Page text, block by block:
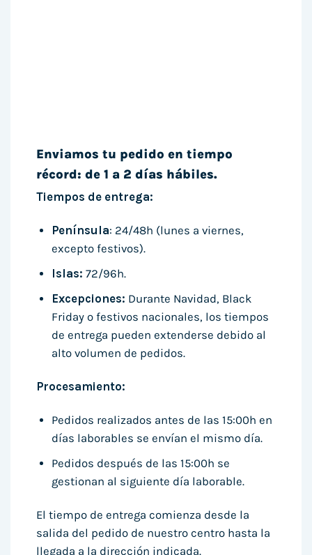
Enviamos tu pedido en tiempo
récord: de 1 a 2 días hábiles.
Tiempos de entrega:
Península: 24/48h (lunes a viernes,
excepto festivos).
Islas: 72/96h.
Excepciones: Durante Navidad, Black
Friday o festivos nacionales, los tiempos
de entrega pueden extenderse debido al
alto volumen de pedidos.
Procesamiento:
Pedidos realizados antes de las 15:00h en
días laborables se envían el mismo día.
Pedidos después de las 15:00h se
gestionan al siguiente día laborable.
El tiempo de entrega comienza desde la
salida del pedido de nuestro centro hasta la
llegada a la dirección indicada.